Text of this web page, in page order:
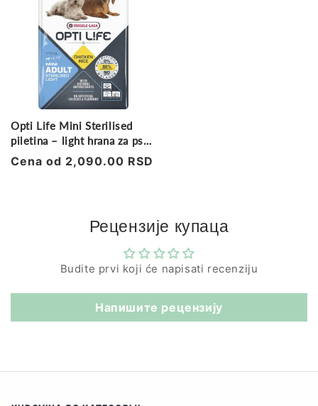
Opti Life Mini Sterilised
piletina – light hrana za pse
7.5kg
Regularna
Cena od 2,090.00 RSD
Рецензије купаца
Budite prvi koji će napisati recenziju
Напишите рецензију